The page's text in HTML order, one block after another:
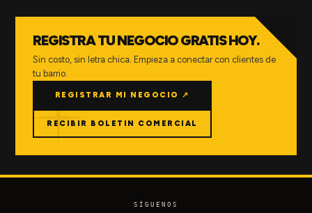
REGISTRA TU NEGOCIO GRATIS HOY.
Sin costo, sin letra chica. Empieza a conectar con clientes de
tu barrio.
REGISTRAR MI NEGOCIO ↗
RECIBIR BOLETIN COMERCIAL
SÍGUENOS